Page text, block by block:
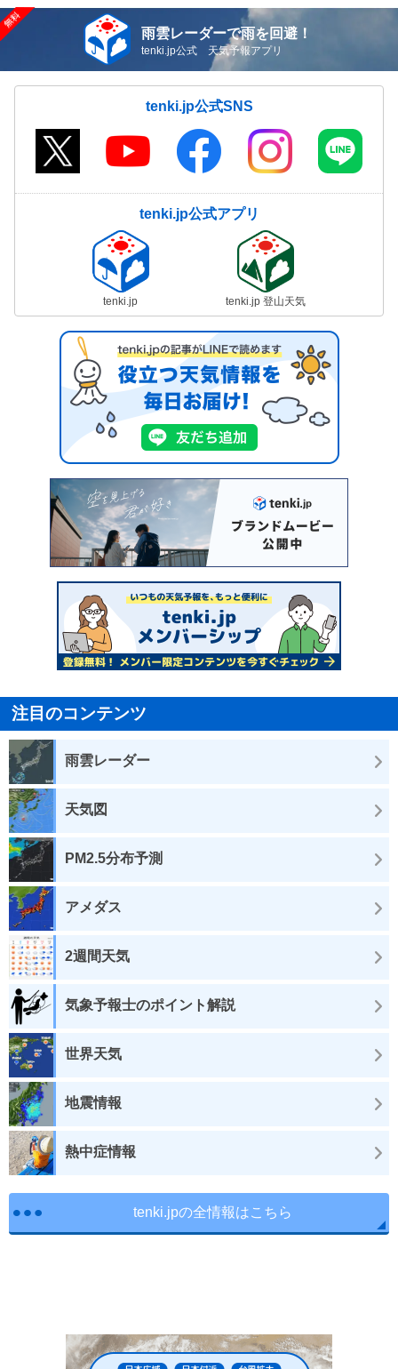
雨雲レーダーで雨を回避！
tenki.jp公式 天気予報アプリ
tenki.jp公式SNS
tenki.jp公式アプリ
tenki.jp tenki.jp 登山天気
注目のコンテンツ
雨雲レーダー
天気図
PM2.5分布予測
アメダス
2週間天気
気象予報士のポイント解説
世界天気
地震情報
熱中症情報
tenki.jpの全情報はこちら